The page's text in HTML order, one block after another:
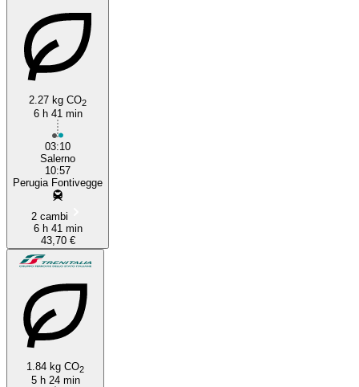
2.27 kg CO2
6 h 41 min
03:10
Salerno
10:57
Perugia Fontivegge
2 cambi
6 h 41 min
43,70 €
1.84 kg CO2
5 h 24 min